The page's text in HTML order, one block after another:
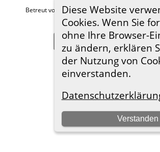
Diese Website
Cookies. Wenn Sie
ohne Ihre Browser-
zu ändern, erklären
der Nutzung von
einverstanden.
Verstanden
Betreut von
Roland zu Dortmund e.V.. |
Hier geht es zum Impressum
Zur Desktop-Webseite